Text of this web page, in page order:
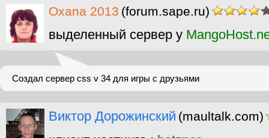
Oxana 2013 (forum.sape.ru)
выделенный сервер у
Создал сервер css v 34 для игры с друзьями
Виктор Дорожинский (maultalk.com)